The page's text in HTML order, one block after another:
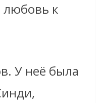
к
У неё была